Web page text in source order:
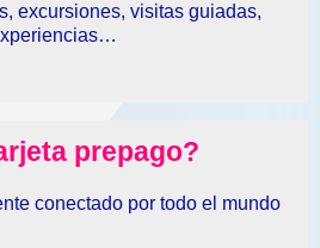
excursiones, visitas guiadas,
prepago?
conectado por todo el mundo